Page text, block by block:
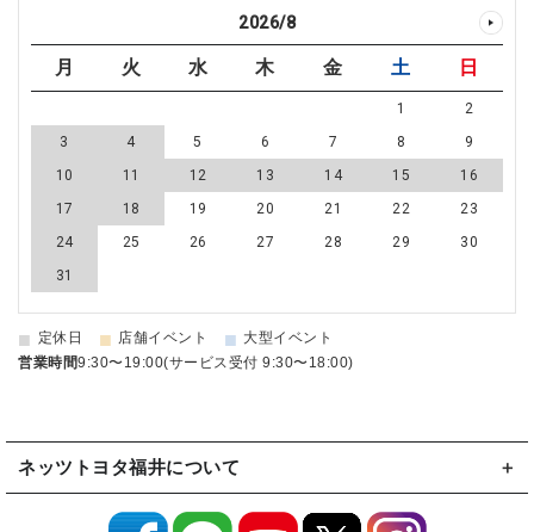
2026/8
月 火 水 木 金 土 日
1
2
3
4 5 6 7 8
9
10
11 12 13 14 15
16
17
18 19 20 21 22
23
24
25 26 27 28 29
30
31
■ 定休日 ■ 店舗イベント ■ 大型イベント
営業時間9:30〜19:00(サービス受付 9:30〜18:00)
ネッツトヨタ福井について